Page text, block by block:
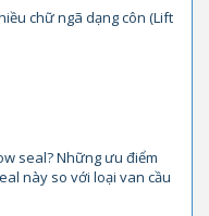
chữ ngã dạng côn (Lift
seal? Những ưu điểm
này so với loại van cầu